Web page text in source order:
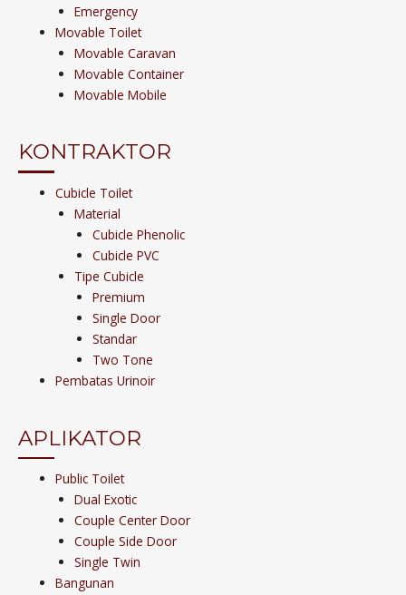
Emergency
Movable Toilet
Movable Caravan
Movable Container
Movable Mobile
KONTRAKTOR
Cubicle Toilet
Material
Cubicle Phenolic
Cubicle PVC
Tipe Cubicle
Premium
Single Door
Standar
Two Tone
Pembatas Urinoir
APLIKATOR
Public Toilet
Dual Exotic
Couple Center Door
Couple Side Door
Single Twin
Bangunan